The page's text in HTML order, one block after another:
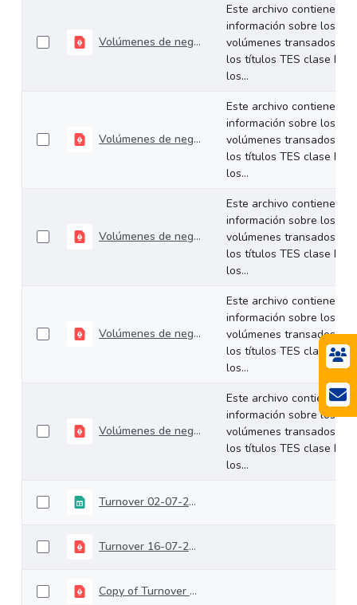
Volúmenes de negociación del 26 al 30 de agosto de 2024
Este archivo contiene
información sobre los
volúmenes transados de
los títulos TES clase B en
los...
Volúmenes de negociación del 19 al 23 de Agosto de 2024
Este archivo contiene
información sobre los
volúmenes transados de
los títulos TES clase B en
los...
Volúmenes de negociación del 12 al 16 de agosto de 2024
Este archivo contiene
información sobre los
volúmenes transados de
los títulos TES clase B en
los...
Volúmenes de negociación del 15 al 19 de julio de 2024
Este archivo contiene
información sobre los
volúmenes transados de
los títulos TES clase B en
los...
Volúmenes de negociación del 05 al 09 de agosto de 2024
Este archivo contiene
información sobre los
volúmenes transados de
los títulos TES clase B en
los...
Turnover 02-07-2024 (1)
Turnover 16-07-2024
Copy of Turnover 23-07-2024